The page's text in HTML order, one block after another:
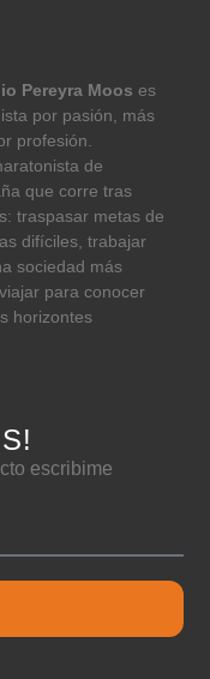
Pereyra Moos es
por pasión, más
profesión.
de
que corre tras
traspasar metas de
difíciles, trabajar
sociedad más
para conocer
horizontes
escribime